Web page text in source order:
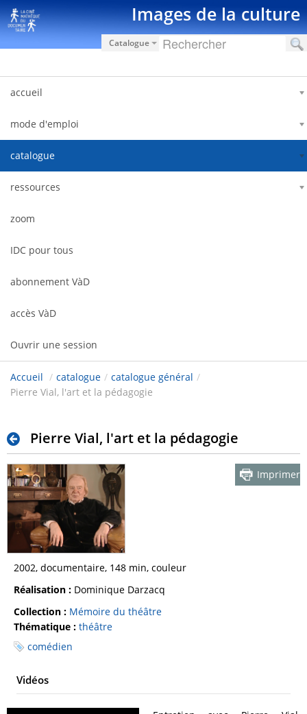
Saut au contenu Images de la culture
Catalogue
accueil
mode d'emploi
catalogue
ressources
zoom
IDC pour tous
abonnement VàD
accès VàD
Ouvrir une session
Accueil / catalogue / catalogue général /
Pierre Vial, l'art et la pédagogie
Pierre Vial, l'art et la pédagogie
Imprimer
2002, documentaire, 148 min, couleur
Réalisation : Dominique Darzacq
Collection : Mémoire du théâtre
Thématique : théâtre
comédien
Vidéos